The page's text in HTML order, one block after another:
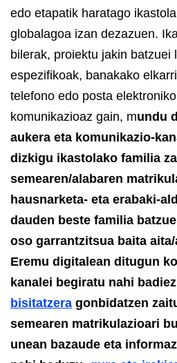
edo etapatik haratago
globalagoa izan dezazuen.
bilerak, proiektu jakin batzuei
espezifikoak, banakako
telefono edo posta
komunikazioaz gain, mundu
aukera eta komunikazio-
dizkigu ikastolako familia
semearen/alabaren
hausnarketa- eta erabaki-
dauden beste familia
oso garrantzitsua baita aita/
Eremu digitalean ditugun
kanalei begiratu nahi
bisitatzera gonbidatzen
semearen matrikulazioari
unean bazaude eta